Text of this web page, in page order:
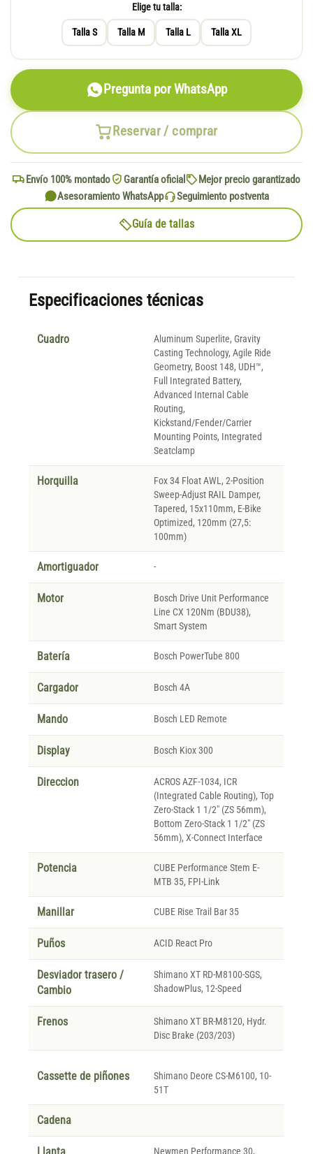
Elige tu talla:
Talla S Talla M Talla L Talla XL
Reservar / comprar
Pregunta por WhatsApp
Envío 100% montado Garantía oficial
Mejor precio garantizado
Asesoramiento WhatsApp
Seguimiento postventa
Guía de tallas
Especificaciones técnicas
Cuadro
Aluminum Superlite, Gravity
Casting Technology, Agile Ride
Geometry, Boost 148, UDH™,
Full Integrated Battery,
Advanced Internal Cable
Routing,
Kickstand/Fender/Carrier
Mounting Points, Integrated
Seatclamp
Horquilla
Fox 34 Float AWL, 2-Position
Sweep-Adjust RAIL Damper,
Tapered, 15x110mm, E-Bike
Optimized, 120mm (27,5:
100mm)
Amortiguador -
Motor
Bosch Drive Unit Performance
Line CX 120Nm (BDU38),
Smart System
Batería Bosch PowerTube 800
Cargador Bosch 4A
Mando Bosch LED Remote
Display Bosch Kiox 300
Direccion
ACROS AZF-1034, ICR
(Integrated Cable Routing), Top
Zero-Stack 1 1/2" (ZS 56mm),
Bottom Zero-Stack 1 1/2" (ZS
56mm), X-Connect Interface
Potencia
CUBE Performance Stem E-
MTB 35, FPI-Link
Manillar CUBE Rise Trail Bar 35
Puños ACID React Pro
Desviador trasero /
Cambio
Shimano XT RD-M8100-SGS,
ShadowPlus, 12-Speed
Frenos
Shimano XT BR-M8120, Hydr.
Disc Brake (203/203)
Cassette de piñones
Shimano Deore CS-M6100, 10-
51T
Cadena
Newmen Performance 30,